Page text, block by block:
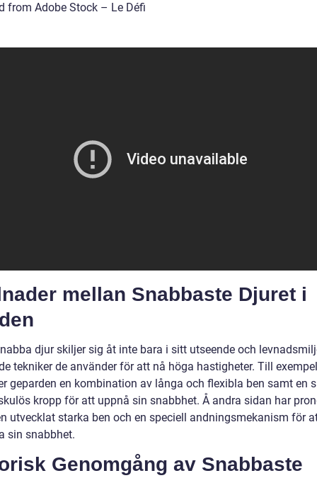
from Adobe Stock – Le Défi
mellan Snabbaste Djuret i
djur skiljer sig åt inte bara i sitt utseende och
tekniker de använder för att nå höga hastigheter. Till exempel
geparden en kombination av långa och flexibla ben samt en
kropp för att uppnå sin snabbhet. Å andra sidan har
utvecklat starka ben och en speciell andningsmekanism för
sin snabbhet.
Genomgång av Snabbaste